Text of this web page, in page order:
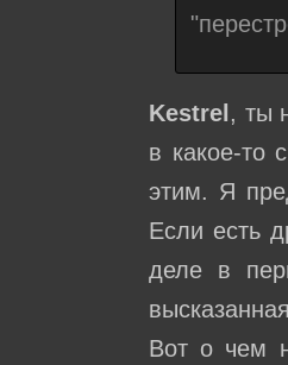
Kestrel , ты
в какое-то
этим. Я
Если есть
деле в
Вот о чем